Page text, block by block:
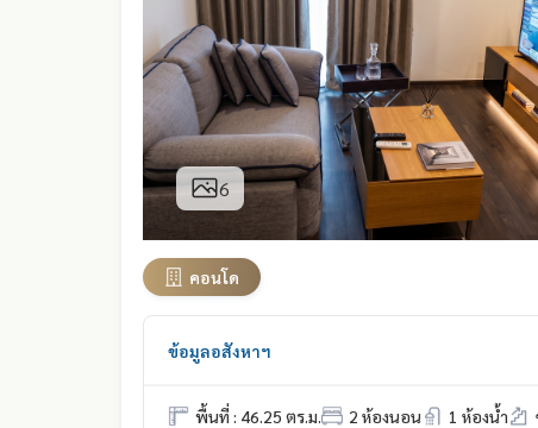
6
คอนโด
ข้อมูลอสังหาฯ
พื้นที่ : 46.25 ตร.ม. 2 ห้องนอน 1 ห้องน้ำ